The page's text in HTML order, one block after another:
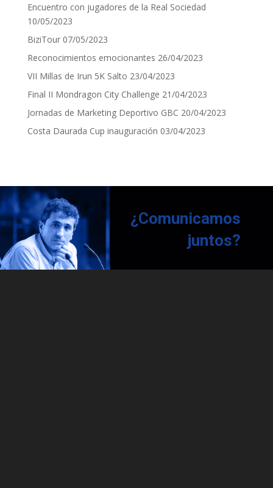
Encuentro con jugadores de la Real Sociedad
10/05/2023
BiziTour 07/05/2023
Reconocimientos emocionantes 26/04/2023
VII Millas de Irun 5K Salto 23/04/2023
Final II Mondragon City Challenge 21/04/2023
Jornadas de Marketing Deportivo GBC 20/04/2023
Costa Daurada Cup inauguración 03/04/2023
¿Comunicamos
juntos?